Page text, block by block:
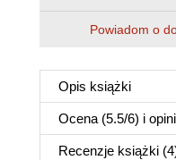
Powiadom o
Opis książki
Ocena (5.5/6) i
Recenzje książki